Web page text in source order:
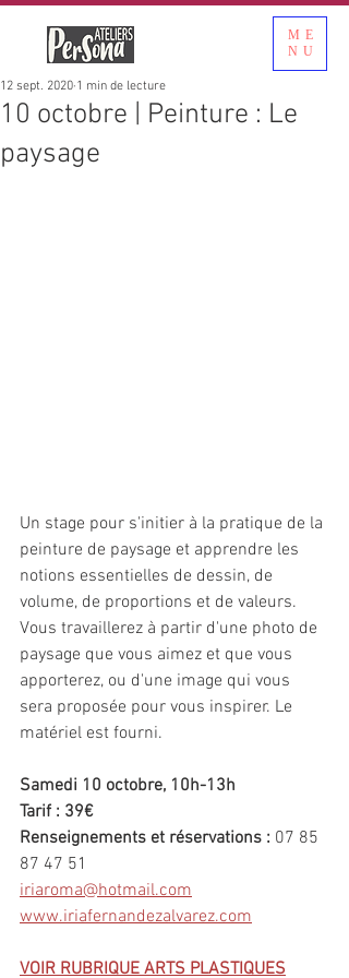
ME
NU
10 octobre | Peinture : Le
paysage
12 sept. 2020 1 min de lecture
Un stage pour s'initier à la pratique de la
peinture de paysage et apprendre les
notions essentielles de dessin, de
volume, de proportions et de valeurs.
Vous travaillerez à partir d'une photo de
paysage que vous aimez et que vous
apporterez, ou d'une image qui vous
sera proposée pour vous inspirer. Le
matériel est fourni.
Samedi 10 octobre, 10h-13h
Tarif : 39€
Renseignements et réservations : 07 85
87 47 51
iriaroma@hotmail.com
www.iriafernandezalvarez.com
VOIR RUBRIQUE ARTS PLASTIQUES